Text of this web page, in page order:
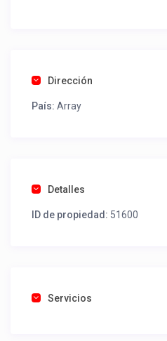
como un profesional sin
Tel contacto propiedad:
Dirección
País: Array
Detalles
ID de propiedad: 51600
Servicios